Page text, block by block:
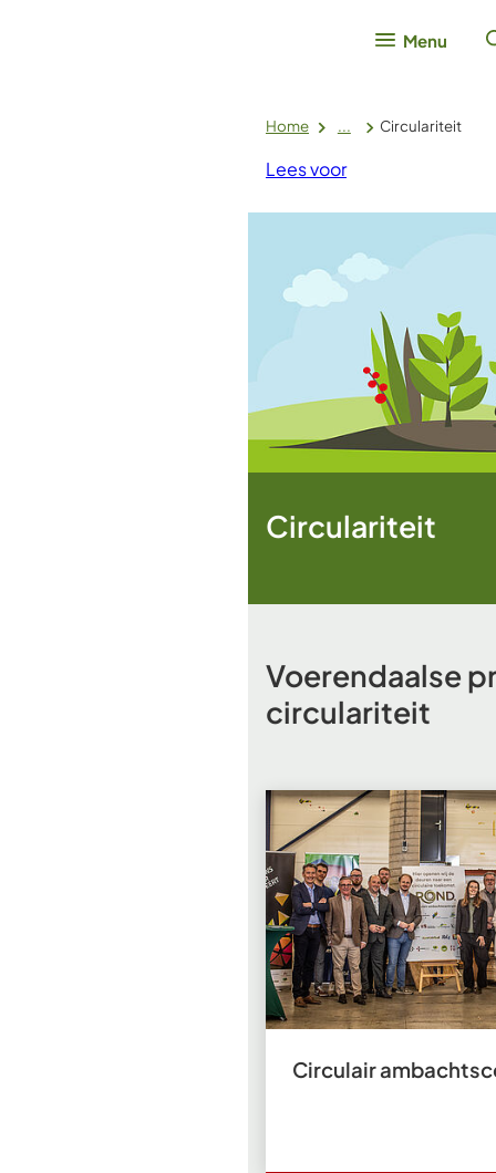
Menu
Home ... Circulariteit
Lees voor
Circulariteit
Voerendaalse
circulariteit
Circulair